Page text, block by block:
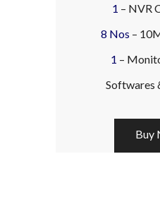
1 – NVR
8 Nos –
1 –
Softwares
Buy